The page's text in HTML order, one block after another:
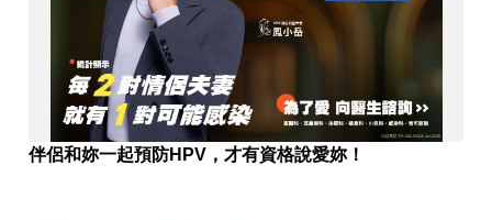
伴侶和妳一起預防HPV，才有資格說愛妳！